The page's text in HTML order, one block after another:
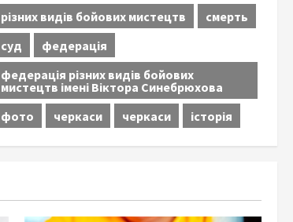
різних видів бойових мистецтв
смерть
суд
федерація
федерація різних видів бойових
мистецтв імені Віктора Синебрюхова
фото
черкаси черкаси історія